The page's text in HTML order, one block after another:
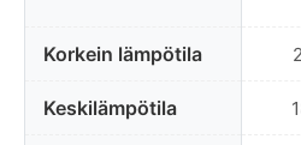
Korkein lämpötila
Keskilämpötila